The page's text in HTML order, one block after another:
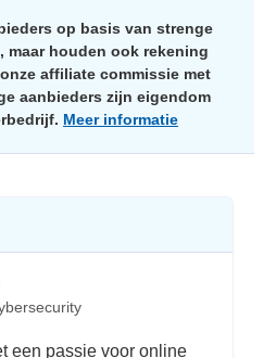
op basis van strenge
maar houden ook rekening
affiliate commissie met
aanbieders zijn eigendom
Meer informatie
een passie voor online